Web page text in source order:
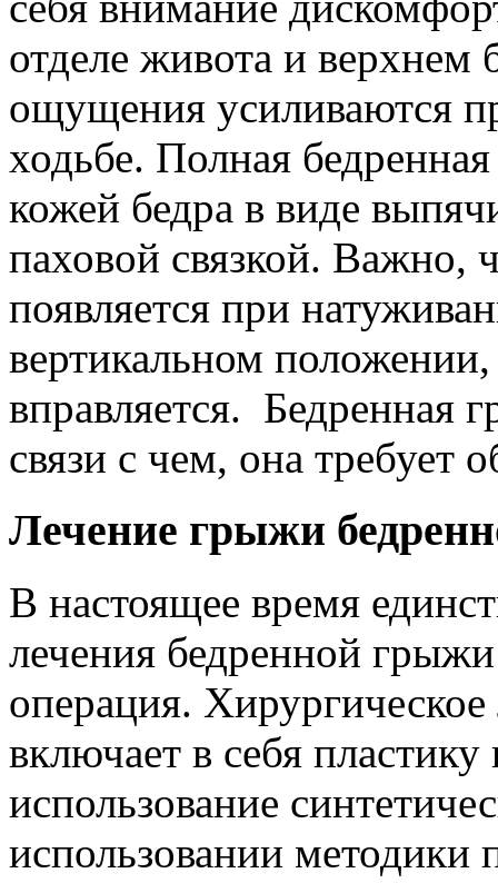
отделе живота и верхнем
ощущения усиливаются
ходьбе. Полная
кожей бедра в виде
паховой связкой. Важно,
появляется при
вертикальном положении,
вправляется. Бедренная
связи с чем, она требует
Лечение грыжи
В настоящее время
лечения бедренной грыжи
операция.
включает в себя
использование
использовании